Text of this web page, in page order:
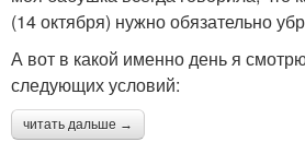
(14 октября) нужно обязательно
А вот в какой именно день я
следующих условий:
читать дальше →